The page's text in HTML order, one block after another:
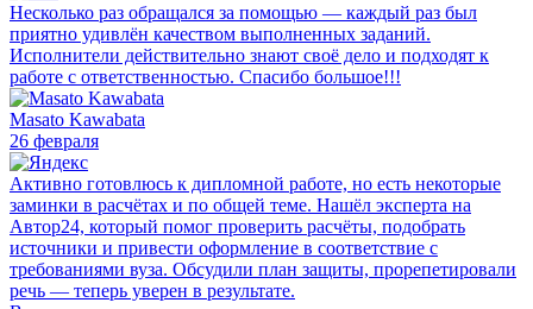
Несколько раз обращался за помощью — каждый раз был
приятно удивлён качеством выполненных заданий.
Исполнители действительно знают своё дело и подходят к
работе с ответственностью. Спасибо большое!!!
Masato Kawabata
26 февраля
Активно готовлюсь к дипломной работе, но есть некоторые
заминки в расчётах и по общей теме. Нашёл эксперта на
Автор24, который помог проверить расчёты, подобрать
источники и привести оформление в соответствие с
требованиями вуза. Обсудили план защиты, прорепетировали
речь — теперь уверен в результате.